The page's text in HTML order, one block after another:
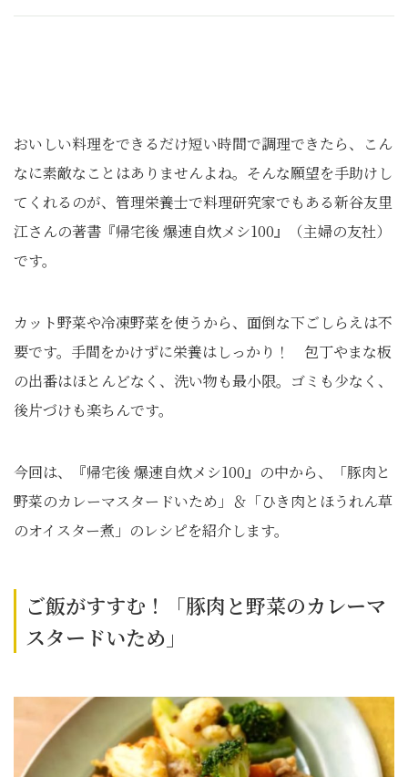
おいしい料理をできるだけ短い時間で調理できたら、こん
なに素敵なことはありませんよね。そんな願望を手助けし
てくれるのが、管理栄養士で料理研究家でもある新谷友里
江さんの著書『帰宅後 爆速自炊メシ100』（主婦の友社）
です。
カット野菜や冷凍野菜を使うから、面倒な下ごしらえは不
要です。手間をかけずに栄養はしっかり！ 包丁やまな板
の出番はほとんどなく、洗い物も最小限。ゴミも少なく、
後片づけも楽ちんです。
今回は、『帰宅後 爆速自炊メシ100』の中から、「豚肉と
野菜のカレーマスタードいため」＆「ひき肉とほうれん草
のオイスター煮」のレシピを紹介します。
ご飯がすすむ！「豚肉と野菜のカレーマ
スタードいため」